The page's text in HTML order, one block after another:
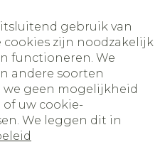
gebruik van
cookies zijn noodzakelijk
functioneren. We
andere soorten
we geen mogelijkheid
uw cookie-
We leggen dit in